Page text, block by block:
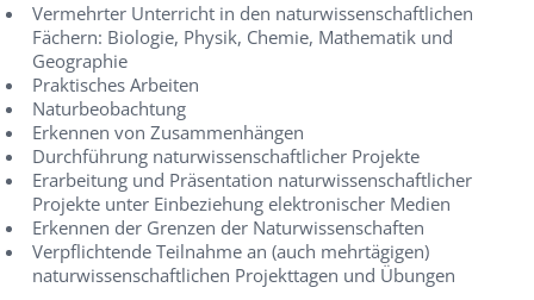
Vermehrter Unterricht in den naturwissenschaftlichen
Fächern: Biologie, Physik, Chemie, Mathematik und
Geographie
Praktisches Arbeiten
Naturbeobachtung
Erkennen von Zusammenhängen
Durchführung naturwissenschaftlicher Projekte
Erarbeitung und Präsentation naturwissenschaftlicher
Projekte unter Einbeziehung elektronischer Medien
Erkennen der Grenzen der Naturwissenschaften
Verpflichtende Teilnahme an (auch mehrtägigen)
naturwissenschaftlichen Projekttagen und Übungen